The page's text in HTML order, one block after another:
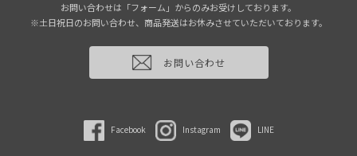
お問い合わせは「フォーム」からのみお受けしております。
※土日祝日のお問い合わせ、商品発送はお休みさせていただいております。
お問い合わせ
Facebook Instagram LINE